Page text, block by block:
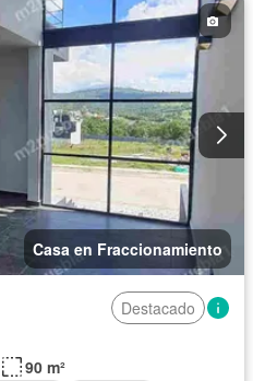
Casa en Fraccionamiento
Destacado
90 m²